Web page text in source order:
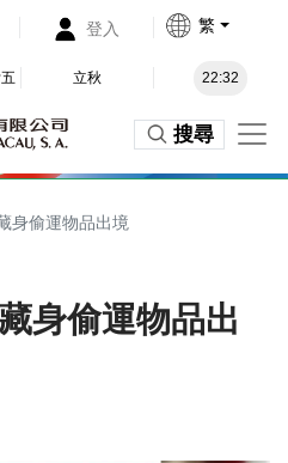
登入 繁
立秋 22:32
搜尋
身偷運物品出境
身偷運物品出